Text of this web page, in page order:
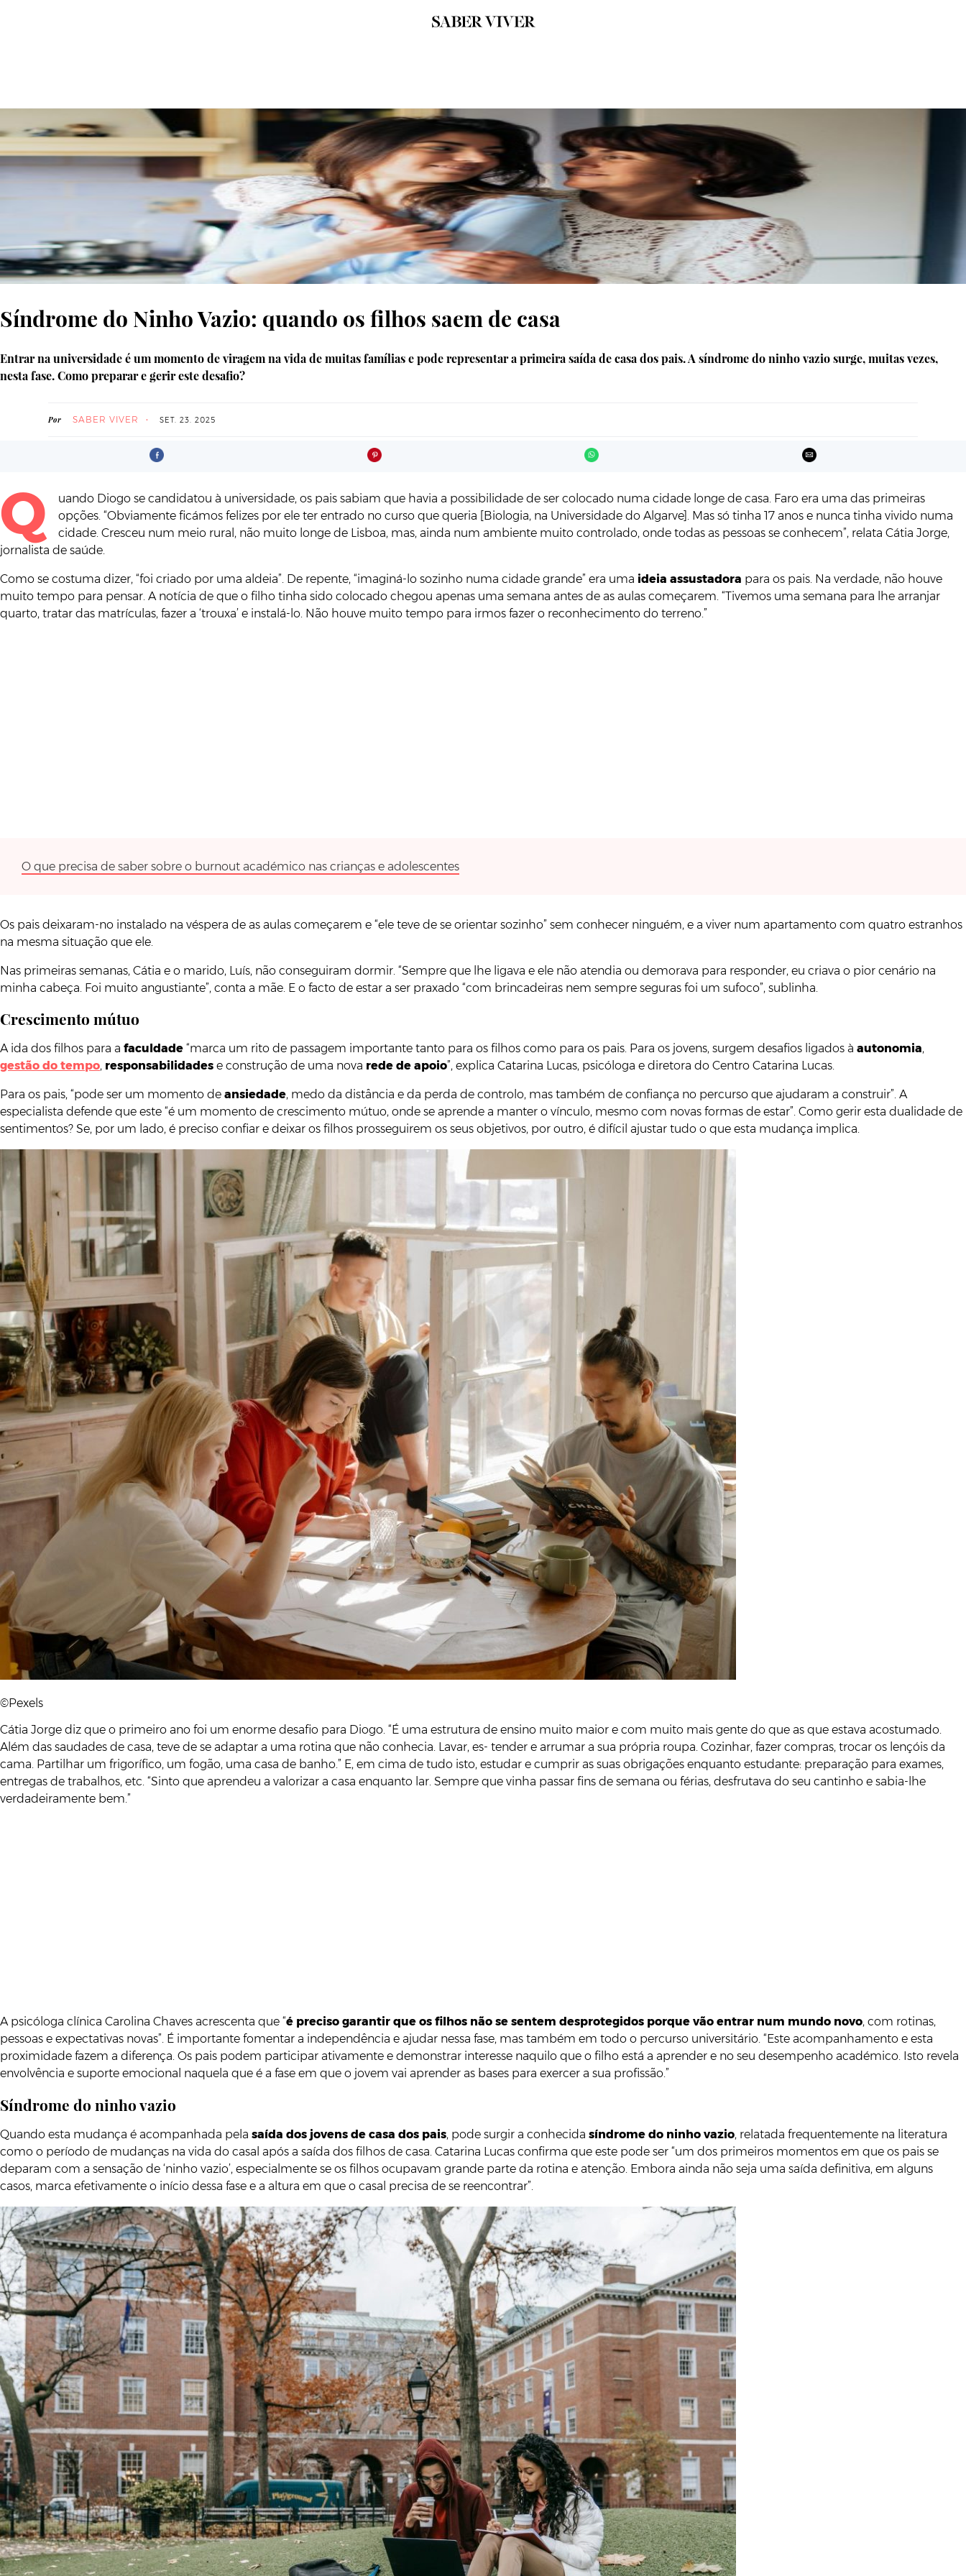
© pexels
Síndrome do Ninho Vazio: quando os filhos saem de casa
Entrar na universidade é um momento de viragem na vida de muitas famílias e pode representar a primeira saída de casa dos pais. A síndrome do ninho vazio surge, muitas vezes,
nesta fase. Como preparar e gerir este desafio?
Por SABER VIVER SET. 23. 2025
Q
uando Diogo se candidatou à universidade, os pais sabiam que havia a possibilidade de ser colocado numa cidade longe de casa. Faro era uma das primeiras
opções. “Obviamente ficámos felizes por ele ter entrado no curso que queria [Biologia, na Universidade do Algarve]. Mas só tinha 17 anos e nunca tinha vivido numa
cidade. Cresceu num meio rural, não muito longe de Lisboa, mas, ainda num ambiente muito controlado, onde todas as pessoas se conhecem”, relata Cátia Jorge,
jornalista de saúde.
Como se costuma dizer, “foi criado por uma aldeia”. De repente, “imaginá-lo sozinho numa cidade grande” era uma ideia assustadora para os pais. Na verdade, não houve
muito tempo para pensar. A notícia de que o filho tinha sido colocado chegou apenas uma semana antes de as aulas começarem. “Tivemos uma semana para lhe arranjar
quarto, tratar das matrículas, fazer a ‘trouxa’ e instalá-lo. Não houve muito tempo para irmos fazer o reconhecimento do terreno.”
O que precisa de saber sobre o burnout académico nas crianças e adolescentes
Os pais deixaram-no instalado na véspera de as aulas começarem e “ele teve de se orientar sozinho” sem conhecer ninguém, e a viver num apartamento com quatro estranhos
na mesma situação que ele.
Nas primeiras semanas, Cátia e o marido, Luís, não conseguiram dormir. “Sempre que lhe ligava e ele não atendia ou demorava para responder, eu criava o pior cenário na
minha cabeça. Foi muito angustiante”, conta a mãe. E o facto de estar a ser praxado “com brincadeiras nem sempre seguras foi um sufoco”, sublinha.
Crescimento mútuo
A ida dos filhos para a faculdade “marca um rito de passagem importante tanto para os filhos como para os pais. Para os jovens, surgem desafios ligados à autonomia,
gestão do tempo, responsabilidades e construção de uma nova rede de apoio”, explica Catarina Lucas, psicóloga e diretora do Centro Catarina Lucas.
Para os pais, “pode ser um momento de ansiedade, medo da distância e da perda de controlo, mas também de confiança no percurso que ajudaram a construir”. A
especialista defende que este “é um momento de crescimento mútuo, onde se aprende a manter o vínculo, mesmo com novas formas de estar”. Como gerir esta dualidade de
sentimentos? Se, por um lado, é preciso confiar e deixar os filhos prosseguirem os seus objetivos, por outro, é difícil ajustar tudo o que esta mudança implica.
©Pexels
Cátia Jorge diz que o primeiro ano foi um enorme desafio para Diogo. “É uma estrutura de ensino muito maior e com muito mais gente do que as que estava acostumado.
Além das saudades de casa, teve de se adaptar a uma rotina que não conhecia. Lavar, es- tender e arrumar a sua própria roupa. Cozinhar, fazer compras, trocar os lençóis da
cama. Partilhar um frigorífico, um fogão, uma casa de banho.” E, em cima de tudo isto, estudar e cumprir as suas obrigações enquanto estudante: preparação para exames,
entregas de trabalhos, etc. “Sinto que aprendeu a valorizar a casa enquanto lar. Sempre que vinha passar fins de semana ou férias, desfrutava do seu cantinho e sabia-lhe
verdadeiramente bem.”
A psicóloga clínica Carolina Chaves acrescenta que “é preciso garantir que os filhos não se sentem desprotegidos porque vão entrar num mundo novo, com rotinas,
pessoas e expectativas novas”. É importante fomentar a independência e ajudar nessa fase, mas também em todo o percurso universitário. “Este acompanhamento e esta
proximidade fazem a diferença. Os pais podem participar ativamente e demonstrar interesse naquilo que o filho está a aprender e no seu desempenho académico. Isto revela
envolvência e suporte emocional naquela que é a fase em que o jovem vai aprender as bases para exercer a sua profissão.”
Síndrome do ninho vazio
Quando esta mudança é acompanhada pela saída dos jovens de casa dos pais, pode surgir a conhecida síndrome do ninho vazio, relatada frequentemente na literatura
como o período de mudanças na vida do casal após a saída dos filhos de casa. Catarina Lucas confirma que este pode ser “um dos primeiros momentos em que os pais se
deparam com a sensação de ‘ninho vazio’, especialmente se os filhos ocupavam grande parte da rotina e atenção. Embora ainda não seja uma saída definitiva, em alguns
casos, marca efetivamente o início dessa fase e a altura em que o casal precisa de se reencontrar”.